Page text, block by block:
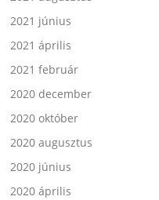
2021 június
2021 április
2021 február
2020 december
2020 október
2020 augusztus
2020 június
2020 április